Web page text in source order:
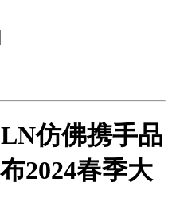
仿佛携手品
2024春季大